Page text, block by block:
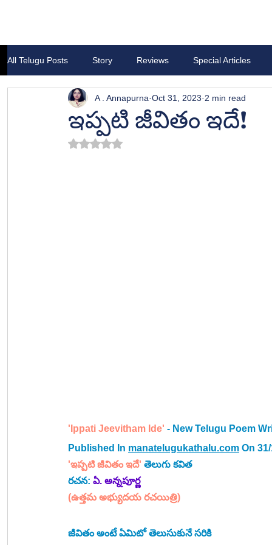
All Telugu Posts Story Reviews Special Articles
ఇప్పటి జీవితం ఇదే!
A . Annapurna Oct 31, 2023 2 min read
Rated NaN out of 5 stars.
'Ippati Jeevitham Ide' - New Telugu Poem
Published In manatelugukathalu.com On
'ఇప్పటి జీవితం ఇదే' తెలుగు కవిత
రచన: ఏ. అన్నపూర్ణ
(ఉత్తమ అభ్యుదయ రచయిత్రి)
జీవితం అంటే ఏమిటో తెలుసుకునే సరికి